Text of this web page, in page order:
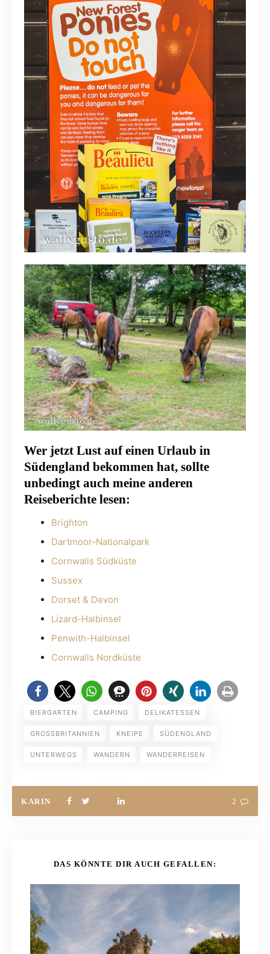
Wer jetzt Lust auf einen Urlaub in
Südengland bekommen hat, sollte
unbedingt auch meine anderen
Reiseberichte lesen:
Brighton
Dartmoor-Nationalpark
Cornwalls Südküste
Sussex
Dorset & Devon
Lizard-Halbinsel
Penwith-Halbinsel
Cornwalls Nordküste
BIERGARTEN CAMPING DELIKATESSEN
GROSSBRITANNIEN KNEIPE SÜDENGLAND
UNTERWEGS WANDERN WANDERREISEN
KARIN 2
DAS KÖNNTE DIR AUCH GEFALLEN: